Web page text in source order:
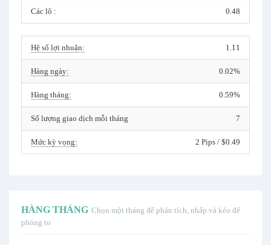
Các lô : 0.48
Hệ số lợi nhuận: 1.11
Hàng ngày: 0.02%
Hàng tháng: 0.59%
Số lượng giao dịch mỗi tháng 7
Mức kỳ vọng: 2 Pips / $0.49
HÀNG THÁNG Chọn một tháng để phân tích, nhấp và kéo để
phóng to